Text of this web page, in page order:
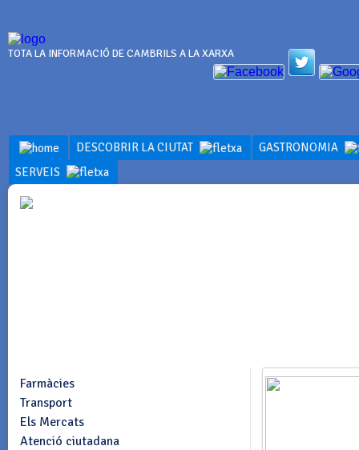
TOTA LA INFORMACIÓ DE CAMBRILS A LA XARXA
DESCOBRIR LA CIUTAT
GASTRONOMIA
SERVEIS
Farmàcies
Transport
Els Mercats
Atenció ciutadana